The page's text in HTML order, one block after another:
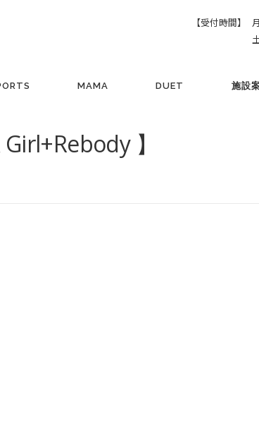
MAMA DUET 施設
【受付時間】
Girl+Rebody 】